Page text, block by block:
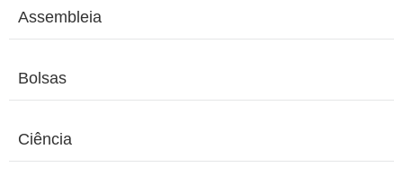
Assembleia
Bolsas
Ciência